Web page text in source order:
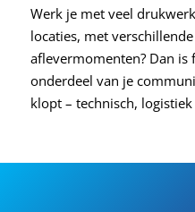
Werk je met veel
locaties, met
aflevermomenten? Dan
onderdeel van je
klopt – technisch,